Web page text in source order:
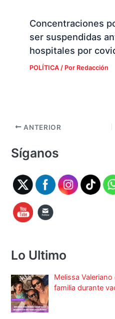
Concentraciones
ser suspendidas
hospitales por
POLÍTICA/ Por Redacción
ANTERIOR
Síganos
Lo Ultimo
Melissa
familia durante